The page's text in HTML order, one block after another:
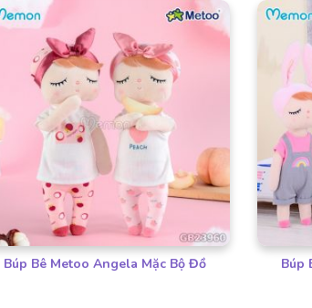
Búp Bê Metoo Angela Mặc Bộ Đồ
Búp